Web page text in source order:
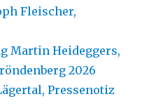
Fleischer,
Martin Heideggers,
2026
Pressenotiz